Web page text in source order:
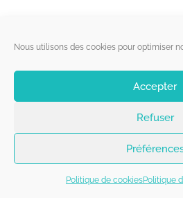
Nous utilisons des cookies pour optimiser
Accepter
Refuser
Politique de cookiesPolitique
Liens utiles
Qui sommes-nous ?
Politique de cookies
Copyright 2026 - Belgorage